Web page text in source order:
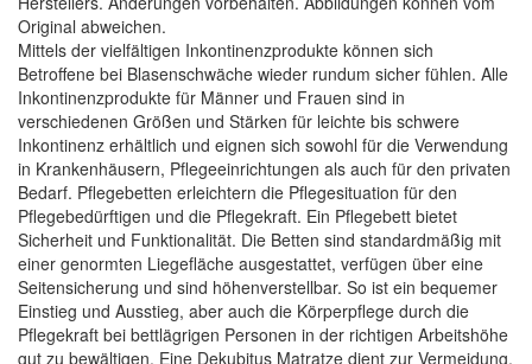
Original abweichen.
Mittels der vielfältigen Inkontinenzprodukte können sich
Betroffene bei Blasenschwäche wieder rundum sicher fühlen. Alle
Inkontinenzprodukte für Männer und Frauen sind in
verschiedenen Größen und Stärken für leichte bis schwere
Inkontinenz erhältlich und eignen sich sowohl für die Verwendung
in Krankenhäusern, Pflegeeinrichtungen als auch für den privaten
Bedarf. Pflegebetten erleichtern die Pflegesituation für den
Pflegebedürftigen und die Pflegekraft. Ein Pflegebett bietet
Sicherheit und Funktionalität. Die Betten sind standardmäßig mit
einer genormten Liegefläche ausgestattet, verfügen über eine
Seitensicherung und sind höhenverstellbar. So ist ein bequemer
Einstieg und Ausstieg, aber auch die Körperpflege durch die
Pflegekraft bei bettlägrigen Personen in der richtigen Arbeitshöhe
gut zu bewältigen. Eine Dekubitus Matratze dient zur Vermeidung,